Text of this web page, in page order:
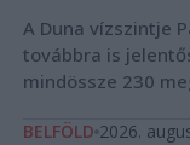
A Duna vízszintje
továbbra is
mindössze 230
BELFÖLD 2026.